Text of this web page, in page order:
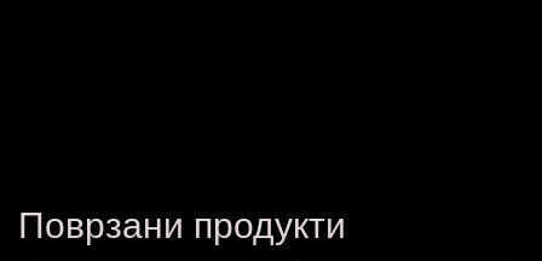
Поврзани продукти